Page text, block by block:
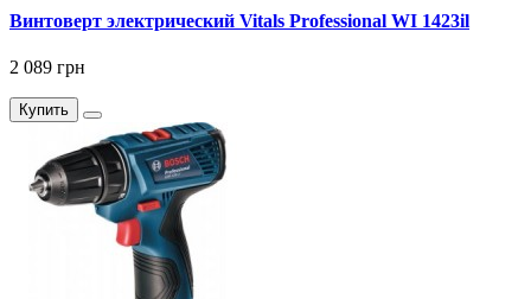
Винтоверт электрический Vitals Professional WI 1423il
2 089 грн
Купить